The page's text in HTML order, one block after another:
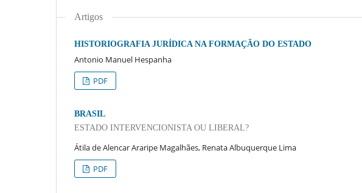
Artigos
HISTORIOGRAFIA JURÍDICA NA FORMAÇÃO DO ESTADO
Antonio Manuel Hespanha
PDF
BRASIL
ESTADO INTERVENCIONISTA OU LIBERAL?
Átila de Alencar Araripe Magalhães, Renata Albuquerque Lima
PDF